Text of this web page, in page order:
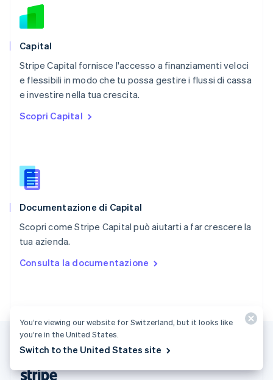
Capital
Stripe Capital fornisce l'accesso a finanziamenti veloci
e flessibili in modo che tu possa gestire i flussi di cassa
e investire nella tua crescita.
Scopri Capital
Documentazione di Capital
Scopri come Stripe Capital può aiutarti a far crescere la
tua azienda.
Consulta la documentazione
Polonia
Portogallo
Português
English简体中文
Regno Unito
English
English
English
Slovacchia
Slovenia
Spagna
EspañolEnglish
English Español简体中文
Thailandia
Ungheria
You’re viewing our website for Switzerland, but it looks like
you’re in the United States.
Switch to the United States site